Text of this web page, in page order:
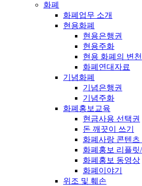
화폐
화폐업무 소개
현용화폐
현용은행권
현용주화
현용 화폐의 변천
화폐연대자료
기념화폐
기념은행권
기념주화
화폐홍보교육
현금사용 선택권
돈 깨끗이 쓰기
화폐사랑 콘텐츠
화폐홍보 리플릿
화폐홍보 동영상
화폐이야기
위조 및 훼손